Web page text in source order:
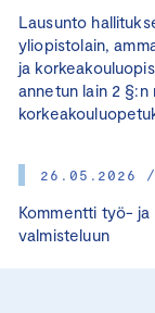
Lausunto
yliopistolain,
ja
annetun lain 2
26.05.2026 /
Kommentti työ-
valmisteluun